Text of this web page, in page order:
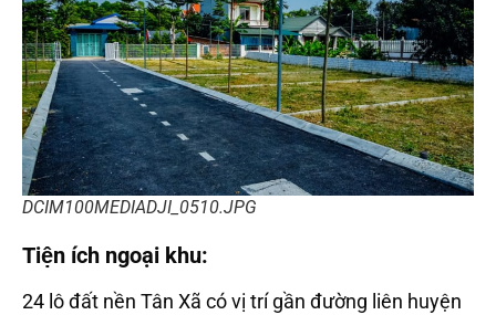
DCIM100MEDIADJI_0510.JPG
Tiện ích ngoại khu:
24 lô đất nền Tân Xã có vị trí gần đường liên huyện